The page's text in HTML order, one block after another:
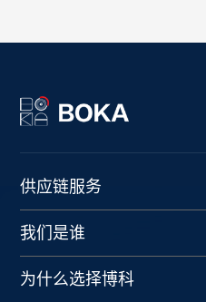
供应链服务
我们是谁
为什么选择博科